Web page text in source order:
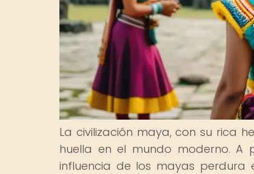
La civilización maya, con su rica
huella en el mundo moderno. A
influencia de los mayas perdura